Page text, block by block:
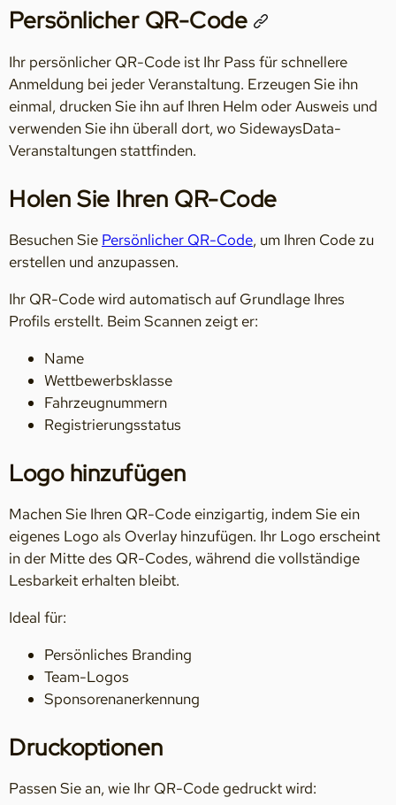
Persönlicher QR-Code
Ihr persönlicher QR-Code ist Ihr Pass für schnellere
Anmeldung bei jeder Veranstaltung. Erzeugen Sie ihn
einmal, drucken Sie ihn auf Ihren Helm oder Ausweis und
verwenden Sie ihn überall dort, wo SidewaysData-
Veranstaltungen stattfinden.
Holen Sie Ihren QR-Code
Besuchen Sie Persönlicher QR-Code, um Ihren Code zu
erstellen und anzupassen.
Ihr QR-Code wird automatisch auf Grundlage Ihres
Profils erstellt. Beim Scannen zeigt er:
Name
Wettbewerbs­klasse
Fahrzeugnummern
Registrierungsstatus
Logo hinzufügen
Machen Sie Ihren QR-Code einzigartig, indem Sie ein
eigenes Logo als Overlay hinzufügen. Ihr Logo erscheint
in der Mitte des QR-Codes, während die vollständige
Lesbarkeit erhalten bleibt.
Ideal für:
Persönliches Branding
Team-Logos
Sponsorenanerkennung
Druckoptionen
Passen Sie an, wie Ihr QR-Code gedruckt wird: